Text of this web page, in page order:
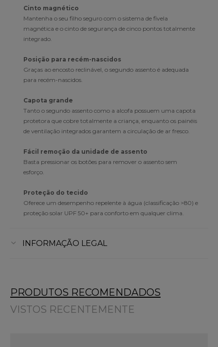
Cinto magnético
Mantenha o seu filho seguro com o sistema de fivela
magnética e o cinto de segurança de cinco pontos totalmente
integrado.
Posição para recém-nascidos
Graças ao encosto reclinável, o segundo assento é adequada
para recém-nascidos.
Capota grande
Tanto o segundo assento como a alcofa possuem uma capota
protetora que cobre totalmente a criança, enquanto os painéis
de ventilação integrados garantem a circulação de ar fresco.
Fácil remoção da unidade de assento
Basta pressionar os botões para remover o assento sem
esforço.
Proteção do tecido
Oferece um desempenho repelente à água (classificação >80) e
proteção solar UPF 50+ para conforto em qualquer clima.
INFORMAÇÃO LEGAL
PRODUTOS RECOMENDADOS
VISTOS RECENTEMENTE